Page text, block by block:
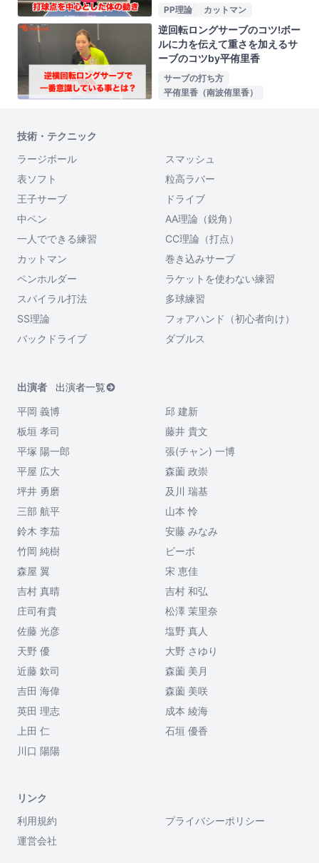
PP理論 カットマン
逆回転ロングサーブのコツ!ボー
ルに力を伝えて重さを加えるサ
ーブのコツby平侑里香
サーブの打ち方
平侑里香（南波侑里香）
技術・テクニック
ラージボール
スマッシュ
表ソフト
粒高ラバー
王子サーブ
ドライブ
中ペン
AA理論（鋭角）
一人でできる練習
CC理論（打点）
カットマン
巻き込みサーブ
ペンホルダー
ラケットを使わない練習
スパイラル打法
多球練習
SS理論
フォアハンド（初心者向け）
バックドライブ
ダブルス
出演者
出演者一覧
平岡 義博
邱 建新
板垣 孝司
藤井 貴文
平塚 陽一郎
張(チャン) 一博
平屋 広大
森薗 政崇
坪井 勇磨
及川 瑞基
三部 航平
山本 怜
鈴木 李茄
安藤 みなみ
竹岡 純樹
ビーボ
森屋 翼
宋 恵佳
吉村 真晴
吉村 和弘
庄司有貴
松澤 茉里奈
佐藤 光彦
塩野 真人
天野 優
大野 さゆり
近藤 欽司
森薗 美月
吉田 海偉
森薗 美咲
英田 理志
成本 綾海
上田 仁
石垣 優香
川口 陽陽
リンク
利用規約
プライバシーポリシー
運営会社